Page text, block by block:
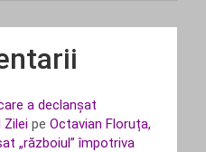
a declanșat
Zilei peOctavian Floruța,
„războiul” împotriva